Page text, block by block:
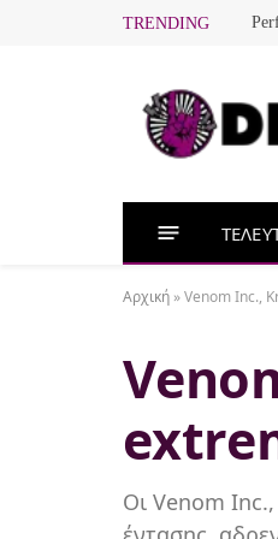
TRENDING
Αρχική »Venom Inc.,
Οι Venom